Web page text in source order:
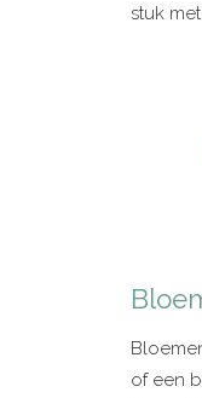
stuk
of een